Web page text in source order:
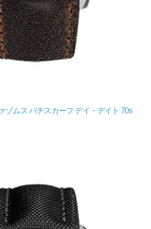
ゾムス バチスカーフ デイ・デイト 70s